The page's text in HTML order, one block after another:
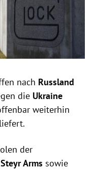
nach Russland
die Ukraine
weiterhin
der
Steyr Arms sowie